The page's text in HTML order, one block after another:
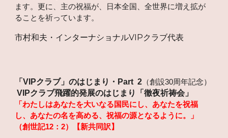
ます。更に、主の祝福が、日本全国、全世界に増え拡が
ることを祈っています。
市村和夫・インターナショナルVIPクラブ代表
「VIPクラブ」のはじまり・Part 2 （創設30周年記念）
VIPクラブ飛躍的発展のはじまり「徹夜祈祷会」
「わたしはあなたを大いなる国民にし、あなたを祝福
し、あなたの名を高める、祝福の源となるように。」
（創世記12：2）【新共同訳】